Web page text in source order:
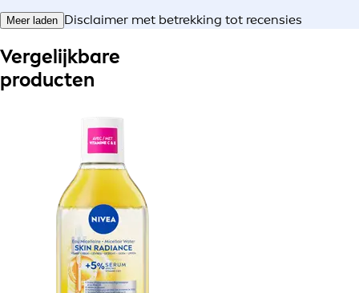
Meer laden Disclaimer met betrekking tot recensies
Vergelijkbare
producten